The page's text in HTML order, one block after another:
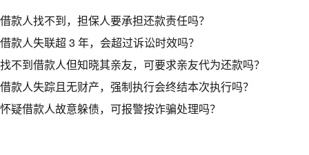
借款人找不到，担保人要承担还款责任吗？
借款人失联超 3 年，会超过诉讼时效吗？
找不到借款人但知晓其亲友，可要求亲友代为还款吗？
借款人失踪且无财产，强制执行会终结本次执行吗？
怀疑借款人故意躲债，可报警按诈骗处理吗？